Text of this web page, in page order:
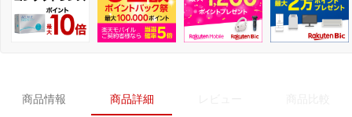
商品情報 商品詳細